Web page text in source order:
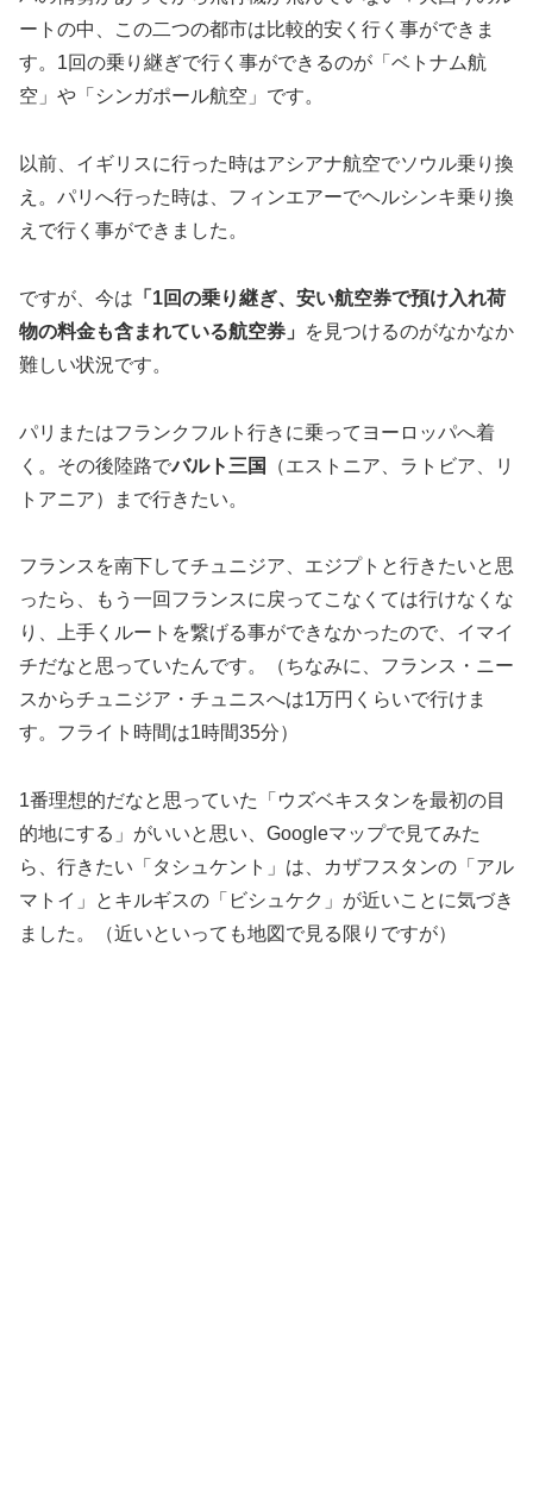
ートの中、この二つの都市は比較的安く行く事ができま
す。1回の乗り継ぎで行く事ができるのが「ベトナム航
空」や「シンガポール航空」です。
以前、イギリスに行った時はアシアナ航空でソウル乗り換
え。パリへ行った時は、フィンエアーでヘルシンキ乗り換
えで行く事ができました。
ですが、今は 「1回の乗り継ぎ、安い航空券で預け入れ荷
物の料金も含まれている航空券」
を見つけるのがなかなか
難しい状況です。
パリまたはフランクフルト行きに乗ってヨーロッパへ着
く。その後陸路でバルト三国
（エストニア、ラトビア、リ
トアニア）まで行きたい。
フランスを南下してチュニジア、エジプトと行きたいと思
ったら、もう一回フランスに戻ってこなくては行けなくな
り、上手くルートを繋げる事ができなかったので、イマイ
チだなと思っていたんです。（ちなみに、フランス・ニー
スからチュニジア・チュニスへは1万円くらいで行けま
す。フライト時間は1時間35分）
1番理想的だなと思っていた「ウズベキスタンを最初の目
的地にする」がいいと思い、Googleマップで見てみた
ら、行きたい「タシュケント」は、カザフスタンの「アル
マトイ」とキルギスの「ビシュケク」が近いことに気づき
ました。（近いといっても地図で見る限りですが）